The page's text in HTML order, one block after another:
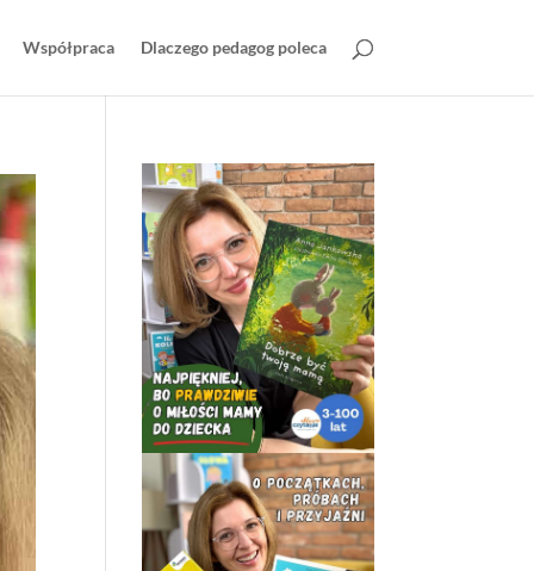
Współpraca Dlaczego pedagog poleca